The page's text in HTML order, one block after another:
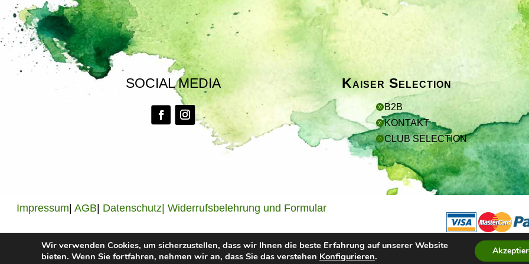
SOCIAL MEDIA Kaiser Selection
B2B
KONTAKT
CLUB SELECTION
Impressum|AGB| Datenschutz|Widerrufsbelehrung und Formular
Wir verwenden Cookies, um sicherzustellen, dass wir Ihnen die beste Erfahrung auf unserer Website
bieten. Wenn Sie fortfahren, nehmen wir an, dass Sie das verstehen Konfigurieren.